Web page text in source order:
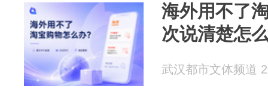
海外用不了
次说清楚怎
武汉都市文体频道